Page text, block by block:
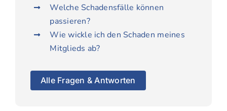
Welche Schadensfälle können
passieren?
Wie wickle ich den Schaden meines
Mitglieds ab?
Alle Fragen & Antworten